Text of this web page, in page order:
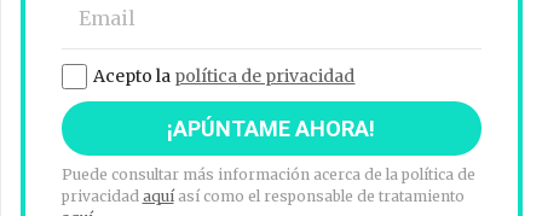
Acepto la política de privacidad
Puede consultar más información acerca de la política de
privacidad aquíasí como el responsable de tratamiento